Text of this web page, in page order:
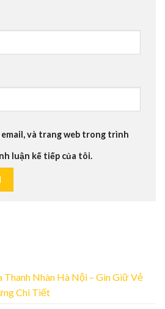
và trang web trong trình
luận kế tiếp của tôi.
Thanh Nhàn Hà Nội – Gìn Giữ Vẻ
Chi Tiết